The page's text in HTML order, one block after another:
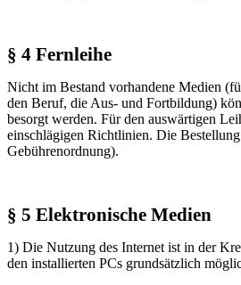
§ 4 Fernleihe
Nicht im Bestand vorhandene Medien
den Beruf, die Aus- und Fortbildung)
besorgt werden. Für den auswärtigen
einschlägigen Richtlinien. Die
Gebührenordnung).
§ 5 Elektronische Medien
1) Die Nutzung des Internet ist in der
den installierten PCs grundsätzlich